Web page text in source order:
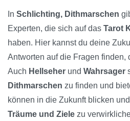
In Schlichting, Dithmarschen
Experten, die sich auf das Tarot
haben. Hier kannst du deine
Antworten auf die Fragen finden,
Auch Hellseher und Wahrsager
Dithmarschen zu finden und
können in die Zukunft blicken
Träume und Ziele zu